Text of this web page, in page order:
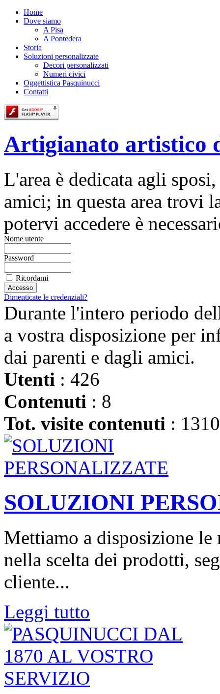
Home
Dove siamo
A Pisa
A Pontedera
Storia
Soluzioni personalizzate
Decori personalizzati
Numeri civici
Oggettistica Pasquinucci
Contatti
Artigianato artistico
L'area è dedicata agli
amici; in questa area trovi
potervi accedere è
Nome utente
Password
Ricordami
Dimenticate le credenziali?
Durante l'intero periodo
a vostra disposizione per
dai parenti e dagli amici.
Utenti : 426
Contenuti : 8
Tot. visite contenuti :
SOLUZIONI
Mettiamo a disposizione le
nella scelta dei prodotti,
cliente...
Leggi tutto